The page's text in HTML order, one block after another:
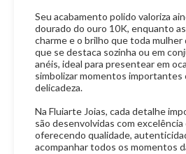
Seu acabamento polido valoriza
dourado do ouro 10K, enquanto
charme e o brilho que toda mulher
que se destaca sozinha ou em
anéis, ideal para presentear em
simbolizar momentos importantes
delicadeza.
Na Fluiarte Joias, cada detalhe
são desenvolvidas com excelência
oferecendo qualidade,
acompanhar todos os momentos